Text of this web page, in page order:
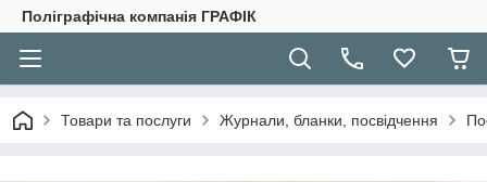
Поліграфічна компанія ГРАФІК
Товари та послуги Журнали, бланки, посвідчення